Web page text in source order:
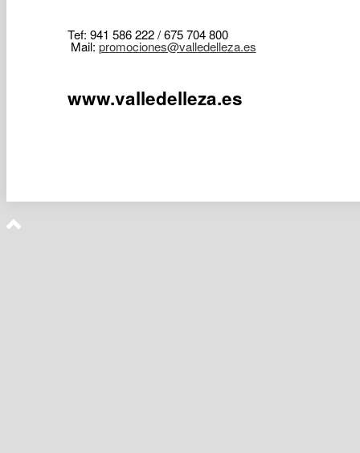
Tef: 941 586 222 / 675 704 800
Mail: promociones@valledelleza.es
www.valledelleza.es